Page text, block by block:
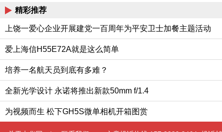
精彩推荐
上饶一爱心企业开展建党一百周年为平安卫士加餐主题活动
爱上海信H55E72A就是这么简单
培养一名航天员到底有多难？
全新光学设计 永诺将推出新款50mm f/1.4
为视频而生 松下GH5S微单相机开箱图赏